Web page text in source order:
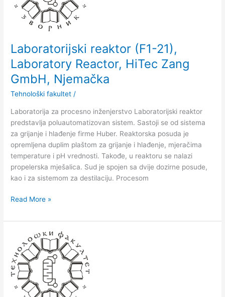
Laboratorijski reaktor (F1-21),
Laboratory Reactor, HiTec Zang
GmbH, Nјemačka
Tehnološki fakultet /
Laboratorija za procesno inženjerstvo Laboratorijski reaktor
predstavlјa poluautomatizovan sistem. Sastoji se od sistema
za grijanje i hlađenje firme Huber. Reaktorska posuda je
opremlјena duplim plaštom za grijanje i hlađenje, mjeračima
temperature i pH vrednosti. Takođe, u reaktoru se nalazi
propelerska mješalica. Sud je spojen sa dvije dozirne posude,
kao i za sistemom za destilaciju. Procesom
Reactor,
GmbH,
Nјemačka
Read More »
Demonstrator
kavitacije
(F1-
28),
Cavitation
Demonstration